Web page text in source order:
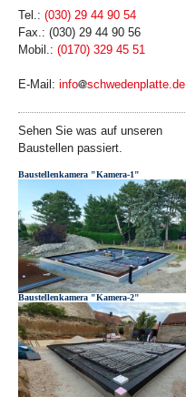
Tel.: (030) 29 44 90 54
Fax.: (030) 29 44 90 56
Mobil.: (0170) 329 45 51
E-Mail: info schwedenplatte.de
Sehen Sie was auf unseren
Baustellen passiert.
Baustellenkamera "Kamera-1"
Baustellenkamera "Kamera-2"